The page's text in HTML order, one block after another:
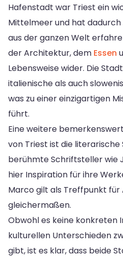
Hafenstadt war Triest ein
Mittelmeer und hat dadurch
aus der ganzen Welt
der Architektur, dem Essen
Lebensweise wider. Die
italienische als auch
was zu einer einzigartigen
führt.
Eine weitere
von Triest ist die literarische
berühmte Schriftsteller wie
hier Inspiration für ihre
Marco gilt als Treffpunkt für
gleichermaßen.
Obwohl es keine konkreten
kulturellen Unterschieden
gibt, ist es klar, dass beide